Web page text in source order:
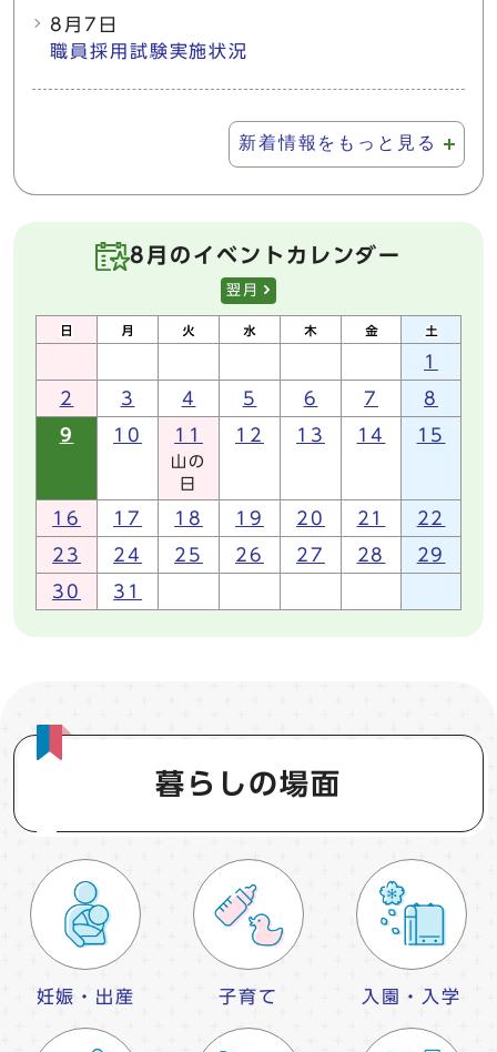
8月7日
職員採用試験実施状況
新着情報をもっと見る
8月のイベントカレンダー
翌月
1
2 3 4 5 6 7 8
9 10 11
山の
日
12 13 14 15
16 17 18 19 20 21 22
23 24 25 26 27 28 29
30 31
暮らしの場面
妊娠・出産 子育て 入園・入学